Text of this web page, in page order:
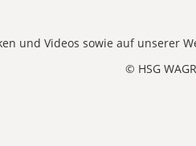
und Videos sowie auf unserer
© HSG